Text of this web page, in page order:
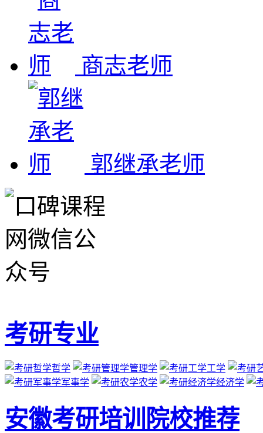
商志老师
郭继承老师
考研专业
哲学 管理学
工学
军事学
农学 经济学
安徽考研培训院校推荐